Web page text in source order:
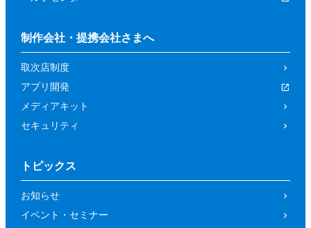
制作会社・提携会社さまへ
取次店制度
アプリ開発
メディアキット
セキュリティ
トピックス
お知らせ
イベント・セミナー